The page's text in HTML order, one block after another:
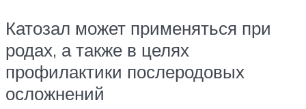
Катозал может применяться при
родах, а также в целях
профилактики послеродовых
осложнений